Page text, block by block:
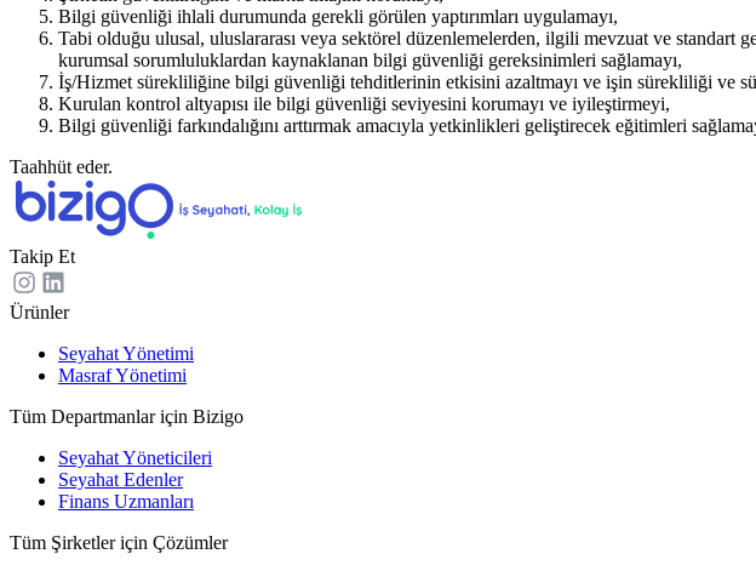
Bilgi güvenliği ihlali durumunda gerekli görülen yaptırımları uygulamayı,
Tabi olduğu ulusal, uluslararası veya sektörel düzenlemelerden, ilgili mevzuat ve
kurumsal sorumluluklardan kaynaklanan bilgi güvenliği gereksinimleri sağlamayı,
İş/Hizmet sürekliliğine bilgi güvenliği tehditlerinin etkisini azaltmayı ve işin sürekliliği ve
Kurulan kontrol altyapısı ile bilgi güvenliği seviyesini korumayı ve iyileştirmeyi,
Bilgi güvenliği farkındalığını arttırmak amacıyla yetkinlikleri geliştirecek eğitimleri
Taahhüt eder.
Takip Et
Ürünler
Seyahat Yönetimi
Masraf Yönetimi
Tüm Departmanlar için Bizigo
Seyahat Yöneticileri
Seyahat Edenler
Finans Uzmanları
Tüm Şirketler için Çözümler